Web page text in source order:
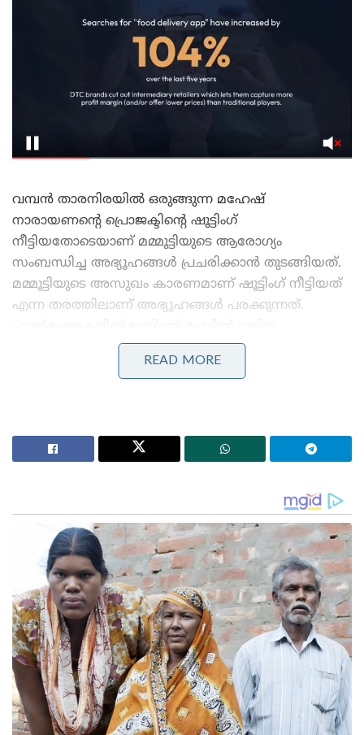
വമ്പൻ താരനിരയിൽ ഒരുങ്ങുന്ന മഹേഷ്
നാരായണന്റെ പ്രൊജക്ടിന്റെ ഷൂട്ടിംഗ്
നീട്ടിയതോടെയാണ് മമ്മൂട്ടിയുടെ ആരോഗ്യം
സംബന്ധിച്ച അഭ്യൂഹങ്ങൾ പ്രചരിക്കാൻ തുടങ്ങിയത്.
മമ്മൂട്ടിയുടെ അസുഖം കാരണമാണ് ഷൂട്ടിംഗ് നീട്ടിയത്
എന്ന തരത്തിലാണ് അഭ്യൂഹങ്ങൾ പരക്കുന്നത്.
പോരുകളും നടക്കുന്നുണ്ട്. മമ്മൂട്ടിയ്ക്ക് ചെറിയ
ശ്വസന പ്രശ്നം മാത്രമാണ് ഉള്ളത് എന്നും വൈകാതെ
ശ്വാസതടസമുണ്ടായി എന്നും കുടലിൽ കാൻസർ
ആണ് എന്നും വരെ ചിലർ പ്രചരിപ്പിക്കുന്നുണ്ട്. മമ്മൂട്ടി
Stories you may like
വീണ്ടും ന്യൂനമർദ്ദം ; സംസ്ഥാനത്ത് പരക്കെ ജാഗ്രത,
നാളെ 7 ജില്ലകളിൽ ഓറഞ്ച് അലർട്ട്
വിവാഹമോചന ഹർജി പിൻവലിച്ച് സംഗീത ;
വിജയ്ക്കെതിരായ കുടുംബ കോടതിയിലെ എല്ലാ
നടപടികളും അവസാനിപ്പിച്ചു
ഇതോടെ മമ്മൂട്ടിക്ക് കാൻസർ ആണെന്നുളള
റിപ്പോർട്ടുകൾ തള്ളി അദ്ദേഹത്തിന്റെ പിആർ ടീം
READ MORE